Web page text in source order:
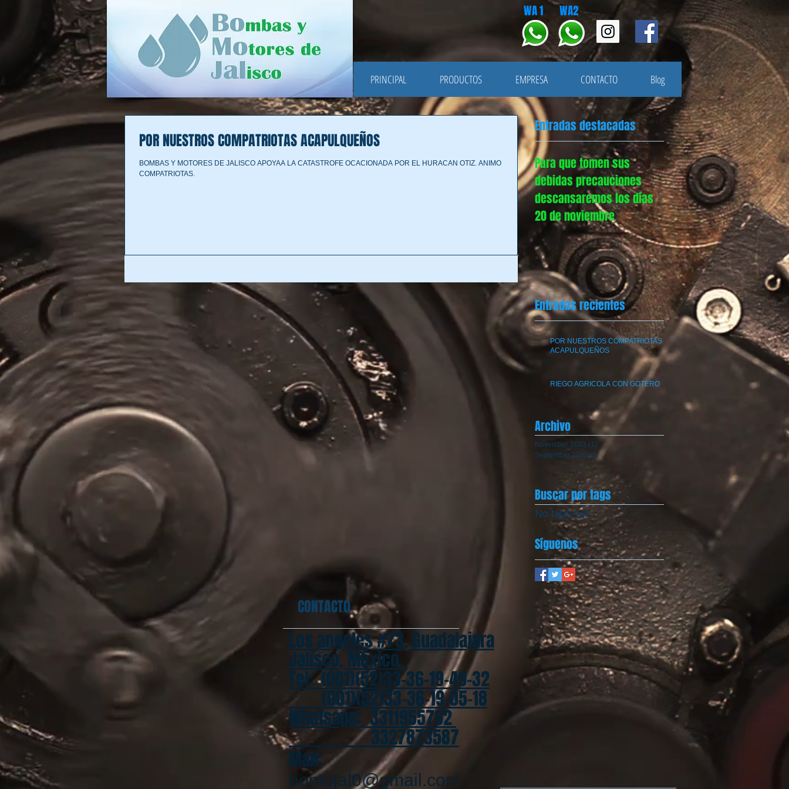
WA 1 WA2
PRINCIPAL PRODUCTOS EMPRESA CONTACTO Blog
POR NUESTROS COMPATRIOTAS ACAPULQUEÑOS
BOMBAS Y MOTORES DE JALISCO APOYAA LA CATASTROFE OCACIONADA POR EL HURACAN OTIZ. ANIMO
COMPATRIOTAS.
Entradas destacadas
Para que tomen sus
debidas precauciones
descansaremos los días
20 de noviembre
Entradas recientes
POR NUESTROS COMPATRIOTAS
ACAPULQUEÑOS
RIEGO AGRICOLA CON GOTERO
Archivo
November 2023 (1)
September 2022 (1)1 post
Buscar por tags
No tags yet.
Síguenos
CONTACT0
Los angeles #73, Guadalajara
Jalisco, México.
Tel: (001)(52)33-36-19-49-32
(001)(52)33-36-19-05-18
Whatsapp: 3311955762
3327873587
Mail:
bomojal0@gmail.com